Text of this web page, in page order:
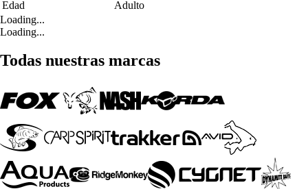
Edad
Adulto
Loading...
Loading...
Todas nuestras marcas